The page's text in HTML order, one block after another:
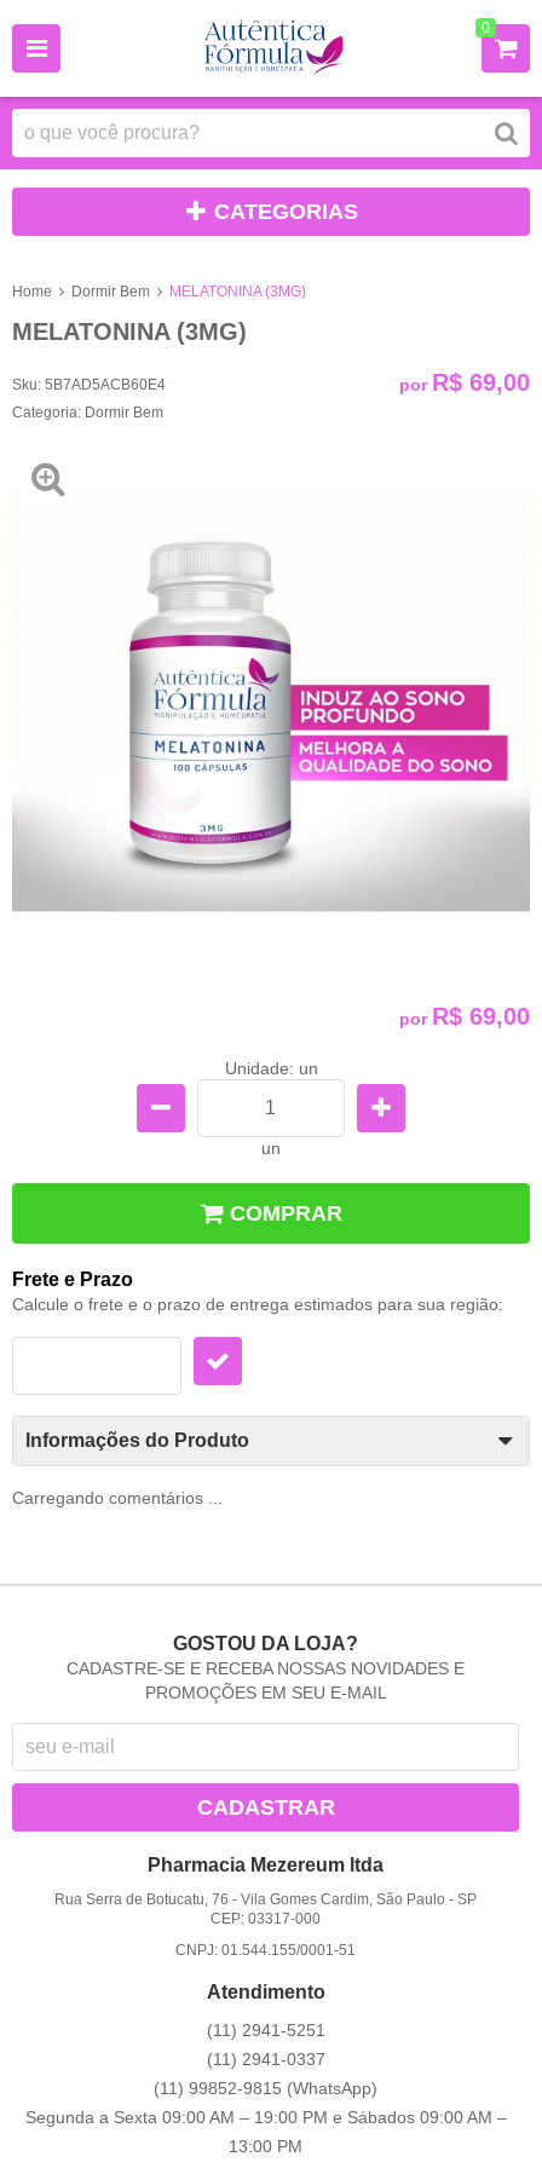
0
CATEGORIAS
Home Dormir Bem MELATONINA (3MG)
MELATONINA (3MG)
Sku: 5B7AD5ACB60E4
Categoria: Dormir Bem
por R$ 69,00
por R$ 69,00
Unidade: un
un
COMPRAR
Frete e Prazo
Calcule o frete e o prazo de entrega estimados para sua região:
Informações do Produto
Carregando comentários ...
GOSTOU DA LOJA?
CADASTRE-SE E RECEBA NOSSAS NOVIDADES E
PROMOÇÕES EM SEU E-MAIL
CADASTRAR
Pharmacia Mezereum ltda
Rua Serra de Botucatu, 76 -Vila Gomes Cardim, São Paulo -SP
CEP: 03317-000
CNPJ: 01.544.155/0001-51
Atendimento
(11) 2941-5251
(11) 2941-0337
(11) 99852-9815 (WhatsApp)
Segunda a Sexta 09:00 AM – 19:00 PM e Sábados 09:00 AM –
13:00 PM